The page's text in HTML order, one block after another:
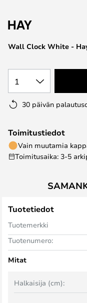
the
gallery
Wall Clock White -
1
30 päivän
Toimitustiedot
Vain muutamia
Toimitusaika: 3-5
Tuotetiedot
Tuotemerkki
Tuotenumero:
Mitat
Halkaisija (cm):